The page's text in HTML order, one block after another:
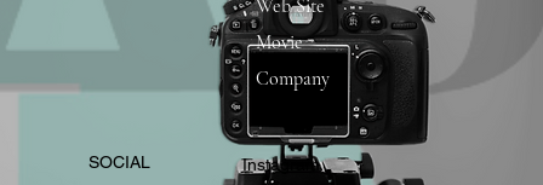
Web Site
Movie
Company
​SOCIAL
Instagram